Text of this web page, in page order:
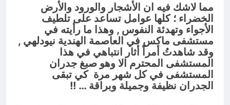
مما لاشك فيه ان الأشجار والورود والأرض
الخضراء ؛ كلها عوامل تساعد على تلطيف
الأجواء وتهدئة النفوس , وهذا ما رأيته في
مستشفى ماكس في العاصمة الهندية نيودلهي ,
وقد شاهدتُ أمراً أثار انتباهي في هذا
المستشفى المحترم الا وهو صبغ جدران
المستشفى في كل شهر مرة كي تبقى
الجدران نظيفة وجميلة وبراقة … !!